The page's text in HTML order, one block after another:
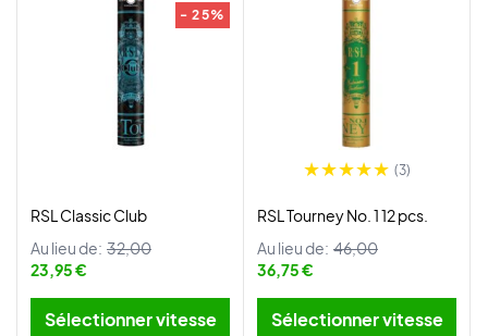
- 25%
RSL Classic Club
Au lieu de: 32,00
23,95 €
Sélectionner vitesse
(3)
RSL Tourney No. 1 12 pcs.
Au lieu de: 46,00
36,75 €
Sélectionner vitesse